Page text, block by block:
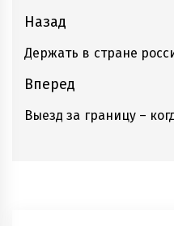
Навигация
по
записям
Назад
Предыдущие
Держать в стране
Вперед
Следующие
Выезд за границу –